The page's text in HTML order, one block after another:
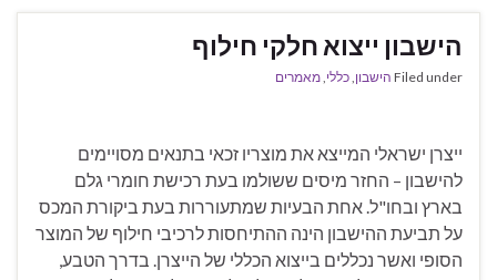
הישבון ייצוא חלקי חילוף
Filed under הישבון,כללי,מאמרים
ייצרן ישראלי המייצא את מוצריו זכאי בתנאים מסויימים
להישבון – החזר מיסים ששולמו בעת רכישת חומרי גלם
בארץ ובחו"ל. אחת הבעיות שמתעוררות בעת ביקורת המכס
על תביעת ההישבון הינה ההתיחסות לרכיבי חילוף של המוצר
הסופי ואשר נכללים בייצוא הכללי של הייצרן. בדרך הטבע,